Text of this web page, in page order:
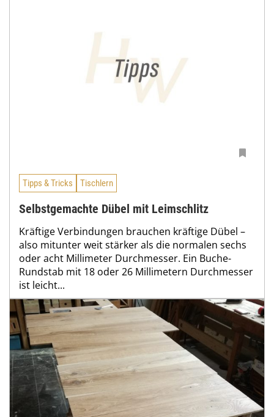
Tipps & Tricks Tischlern
Selbstgemachte Dübel mit Leimschlitz
Kräftige Verbindungen brauchen kräftige Dübel –
also mitunter weit stärker als die normalen sechs
oder acht Millimeter Durchmesser. Ein Buche-
Rundstab mit 18 oder 26 Millimetern Durchmesser
ist leicht...